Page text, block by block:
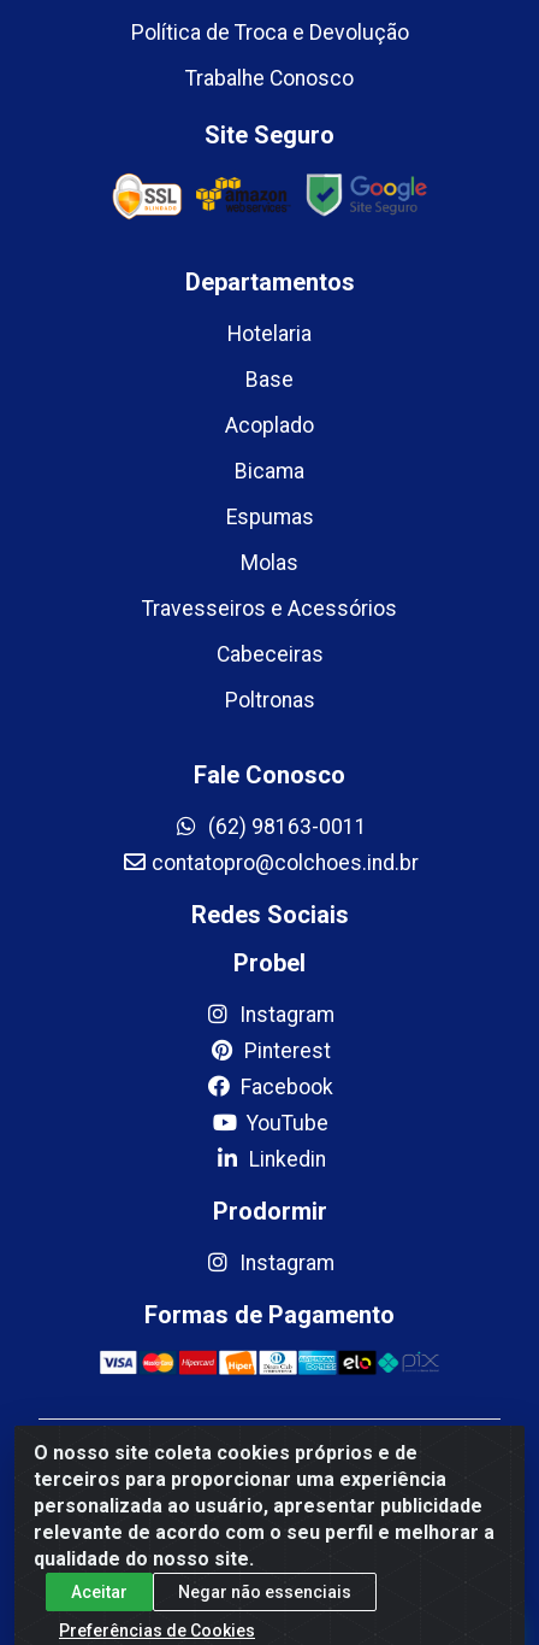
O nosso site coleta cookies próprios e de
terceiros para proporcionar uma experiência
personalizada ao usuário, apresentar publicidade
relevante de acordo com o seu perfil e melhorar a
qualidade do nosso site.
Aceitar
Negar não essenciais
Preferências de Cookies
Política de Troca e Devolução
Trabalhe Conosco
Site Seguro
Departamentos
Hotelaria
Base
Acoplado
Bicama
Espumas
Molas
Travesseiros e Acessórios
Cabeceiras
Poltronas
Fale Conosco
(62) 98163-0011
contatopro@colchoes.ind.br
Redes Sociais
Probel
Instagram
Pinterest
Facebook
YouTube
Linkedin
Prodormir
Instagram
Formas de Pagamento
Mercosul Espumas Industriais LTDA - Rua 13, SN,
Quadra009 Lote 0007 - Polo Empresarial Goias - Etapa
IV - Aparecida de Goiânia/GO - CEP 74.985-113 - CNPJ
10.755.005/0001-88